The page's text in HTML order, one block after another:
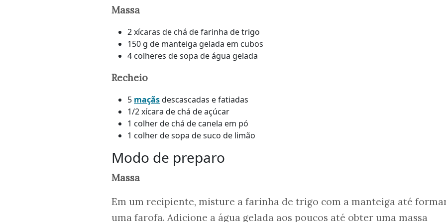
Massa
2 xícaras de chá de farinha de trigo
150 g de manteiga gelada em cubos
4 colheres de sopa de água gelada
Recheio
5 maçãsdescascadas e fatiadas
1/2 xícara de chá de açúcar
1 colher de chá de canela em pó
1 colher de sopa de suco de limão
Modo de preparo
Massa
Em um recipiente, misture a farinha de trigo com a manteiga até
uma farofa. Adicione a água gelada aos poucos até obter uma massa